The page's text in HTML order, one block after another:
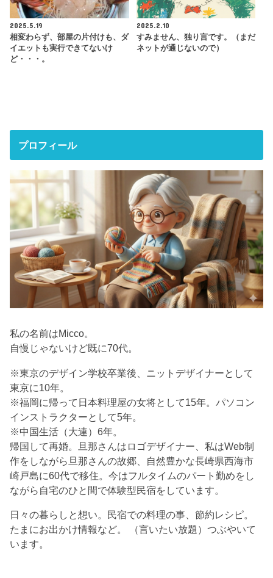
2025.5.19
相変わらず、部屋の片付けも、ダ
イエットも実行できてないけ
ど・・・。
2025.2.10
すみません、独り言です。（まだ
ネットが通じないので）
プロフィール
私の名前はMicco。
自慢じゃないけど既に70代。
※東京のデザイン学校卒業後、ニットデザイナーとして
東京に10年。
※福岡に帰って日本料理屋の女将として15年。パソコン
インストラクターとして5年。
※中国生活（大連）6年。
帰国して再婚。旦那さんはロゴデザイナー、私はWeb制
作をしながら旦那さんの故郷、自然豊かな長崎県西海市
崎戸島に60代で移住。今はフルタイムのパート勤めをし
ながら自宅のひと間で体験型民宿をしています。
日々の暮らしと想い。民宿での料理の事、節約レシピ。
たまにお出かけ情報など。 （言いたい放題）つぶやいて
います。